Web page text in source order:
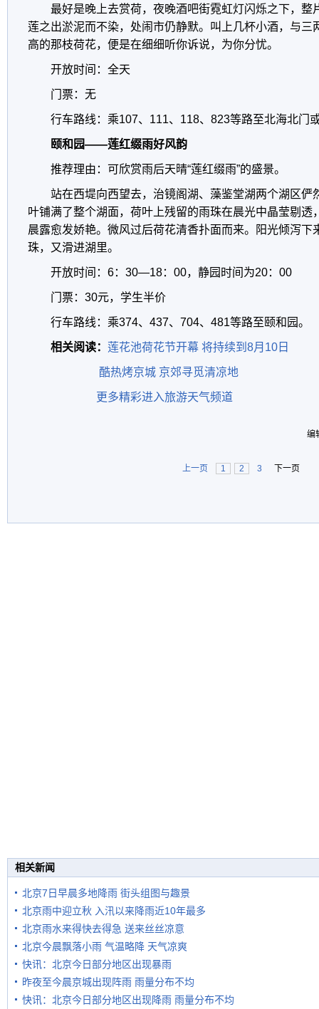
最好是晚上去赏荷，夜晚酒吧街霓虹灯闪烁之下，整
莲之出淤泥而不染，处闹市仍静默。叫上几杯小酒，与三
高的那枝荷花，便是在细细听你诉说，为你分忧。
开放时间：全天
门票：无
行车路线：乘107、111、118、823等路至北海北门
颐和园——莲红缀雨好风韵
推荐理由：可欣赏雨后天晴“莲红缀雨”的盛景。
站在西堤向西望去，治镜阁湖、藻鉴堂湖两个湖区俨
叶铺满了整个湖面，荷叶上残留的雨珠在晨光中晶莹剔透
晨露愈发娇艳。微风过后荷花清香扑面而来。阳光倾泻下
珠，又滑进湖里。
开放时间：6：30—18：00，静园时间为20：00
门票：30元，学生半价
行车路线：乘374、437、704、481等路至颐和园。
相关阅读： 莲花池荷花节开幕 将持续到8月10日
酷热烤京城 京郊寻觅清凉地
更多精彩进入旅游天气频道
编
上一页 1 2 3 下一页
相关新闻
北京7日早晨多地降雨 街头组图与趣景
北京雨中迎立秋 入汛以来降雨近10年最多
北京雨水来得快去得急 送来丝丝凉意
北京今晨飘落小雨 气温略降 天气凉爽
快讯：北京今日部分地区出现暴雨
昨夜至今晨京城出现阵雨 雨量分布不均
快讯：北京今日部分地区出现降雨 雨量分布不均